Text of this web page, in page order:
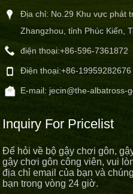
Địa chỉ: No.29 Khu vực phát
Zhangzhou, tỉnh Phúc Kiến,
điện thoại:+86-596-7361872
Điện thoại:+86-19959282676
E-mail: jecin@the-albatross-
Inquiry For Pricelist
Để hỏi về bộ gậy chơi gôn,
gậy chơi gôn công viên, vui
địa chỉ email của bạn và
bạn trong vòng 24 giờ.